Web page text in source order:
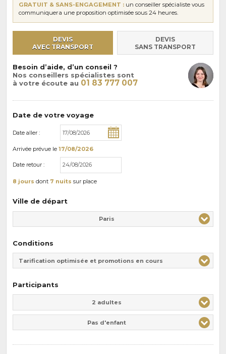
GRATUIT & SANS-ENGAGEMENT : un conseiller spécialiste vous
communiquera une proposition optimisée sous 24 heures.
DEVIS
AVEC TRANSPORT
DEVIS
SANS TRANSPORT
Besoin d’aide, d’un conseil ?
Nos conseillers spécialistes sont
à votre écoute au 01 83 777 007
Date de votre voyage
Date aller :
Arrivée prévue le 17/08/2026
Date retour :
8 jours dont 7 nuits sur place
Ville de départ
Paris
Conditions
Tarification optimisée et promotions en cours
Participants
2 adultes
Pas d'enfant